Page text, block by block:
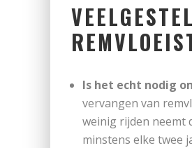
Is het echt nodig
vervangen van
weinig rijden neemt
minstens elke twee